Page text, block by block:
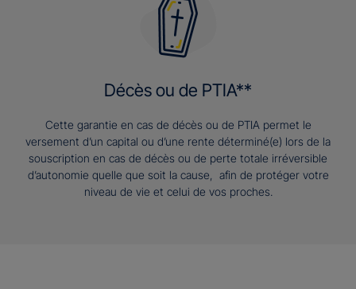
Décès ou de PTIA**
Cette garantie en cas de décès ou de PTIA permet le
versement d’un capital ou d’une rente déterminé(e) lors de la
souscription en cas de décès ou de perte totale irréversible
d’autonomie quelle que soit la cause, afin de protéger votre
niveau de vie et celui de vos proches.